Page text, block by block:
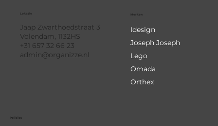
Jaap Zwarthoedstraat 3
Volendam, 1132HS
+31 657 32 66 23
admin@organizze.nl
Lokatie Merken
Idesign
Joseph Joseph
Lego
Omada
Orthex
Policies